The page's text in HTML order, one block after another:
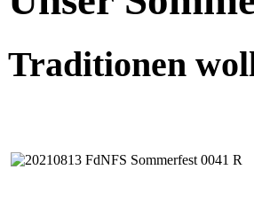
Traditionen